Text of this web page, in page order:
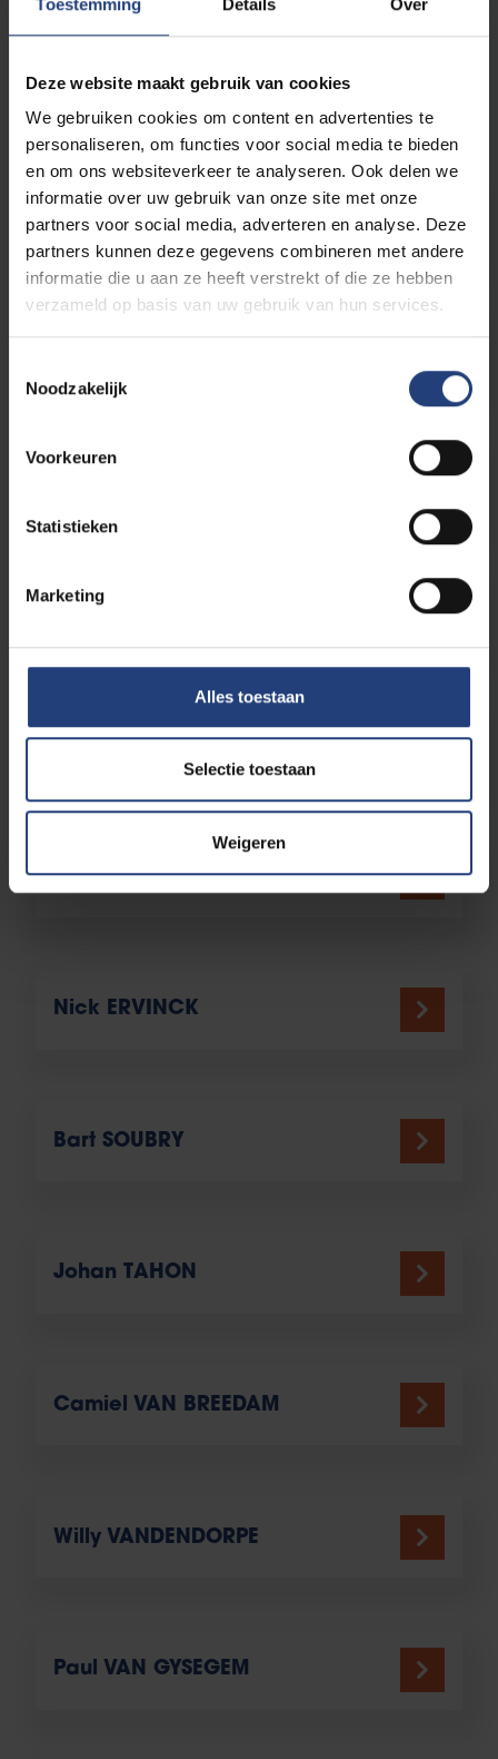
Deze website maakt gebruik van cookies
We gebruiken cookies om content en advertenties te
personaliseren, om functies voor social media te bieden
en om ons websiteverkeer te analyseren. Ook delen we
informatie over uw gebruik van onze site met onze
partners voor social media, adverteren en analyse. Deze
partners kunnen deze gegevens combineren met andere
informatie die u aan ze heeft verstrekt of die ze hebben
verzameld op basis van uw gebruik van hun services.
Noodzakelijk
Voorkeuren
Statistieken
Marketing
Alles toestaan
Selectie toestaan
Weigeren
uitdragen. Dit overzicht geeft de veertien sculpturen
weer in chronologische volgorde van hun plaatsing
ontstaan van het Humanistisch Sculpturenpark.
Philip AGUIRRE Y OTEGUI
Jos DELBROEK
Etienne DESMET
Georges DOBBELS
Nick ERVINCK
Bart SOUBRY
Johan TAHON
Camiel VAN BREEDAM
Willy VANDENDORPE
Paul VAN GYSEGEM